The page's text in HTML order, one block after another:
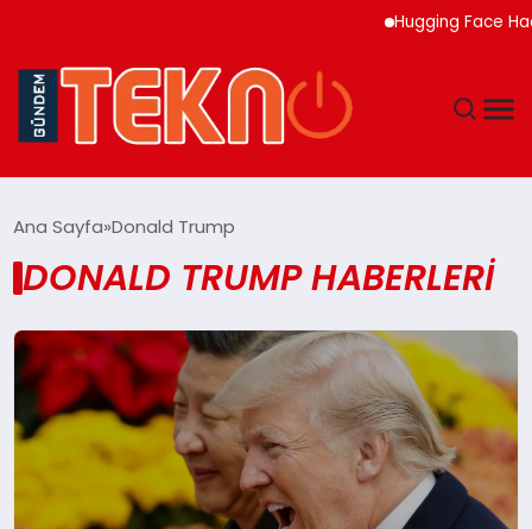
Hugging Face
GÜNDEM
DÜNYA
EĞITIM
EKONOMI
MAGAZIN
Ana Sayfa Donald Trump
DONALD TRUMP HABERLERI